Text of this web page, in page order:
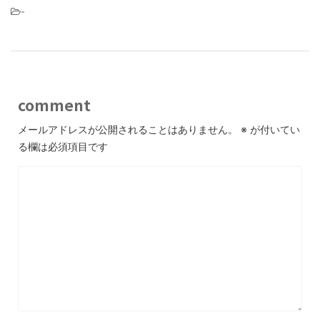
-
comment
メールアドレスが公開されることはありません。 ※ が付いてい
る欄は必須項目です